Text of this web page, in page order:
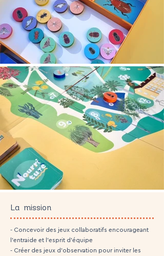
La mission
- Concevoir des jeux collaboratifs encourageant
l’entraide et l’esprit d’équipe
- Créer des jeux d’observation pour inviter les